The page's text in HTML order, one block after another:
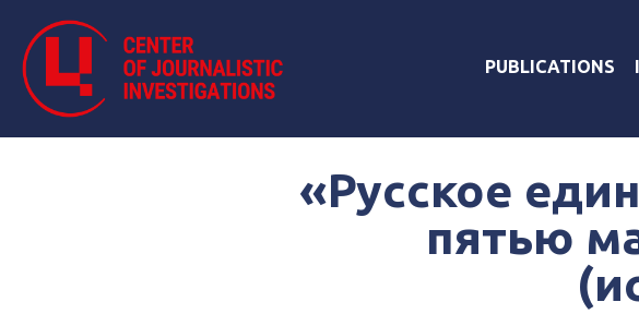
PUBLICATIONS
«Русское
пятью